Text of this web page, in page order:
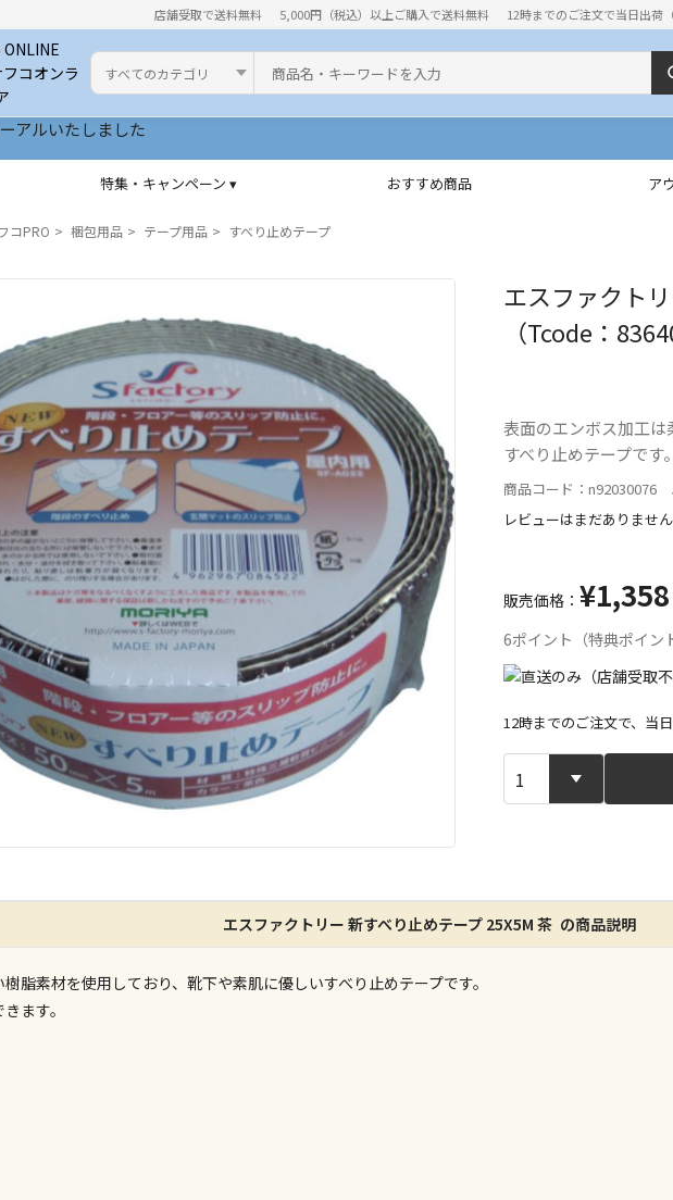
店舗受取で送料無料 5,000円（税込）以上ご購入で送料無料 12時までのご注文で当日出荷（
カテゴリ
検索キーワード
アルいたしました
特集・キャンペーン ▾ おすすめ商品 ア
コPRO 梱包用品 テープ用品 すべり止めテープ
エスファクト
（Tcode：
表面のエンボス加工
すべり止めテープです。
商品コード：n92030076
レビューはまだありません
販売価格： ¥1,358
6ポイント（特典ポイン
宅配や店舗
特定の店舗
ん）
12時までのご注文で、当
エスファクトリー 新すべり止めテープ 25X5M 茶 の商品説明
脂素材を使用しており、靴下や素肌に優しいすべり止めテープです。
ます。